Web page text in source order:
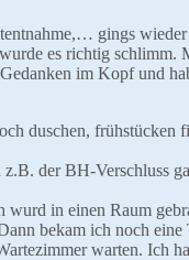
gings
es richtig
im Kopf und
duschen, frühstücken
der BH-Verschluss
in einen Raum
bekam ich noch
warten. Ich